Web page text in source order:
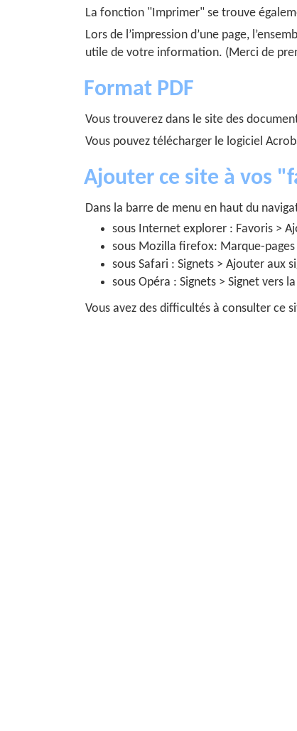
La fonction "Imprimer" se trouve
Lors de l’impression d’une page,
utile de votre information. (Merci de
Format PDF
Vous trouverez dans le site des
Vous pouvez télécharger le logiciel
Ajouter ce site à vos
Dans la barre de menu en haut du
sous Internet explorer : Favoris >
sous Mozilla firefox: Marque-
sous Safari : Signets > Ajouter aux
sous Opéra : Signets > Signet vers
Vous avez des difficultés à consulter ce